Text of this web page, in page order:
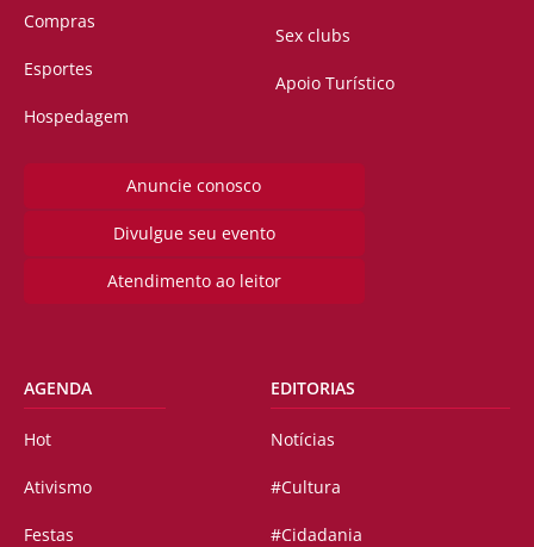
Compras
Esportes
Hospedagem
Sex clubs
Apoio Turístico
Anuncie conosco
Divulgue seu evento
Atendimento ao leitor
AGENDA
Hot
Ativismo
Festas
EDITORIAS
Notícias
#Cultura
#Cidadania